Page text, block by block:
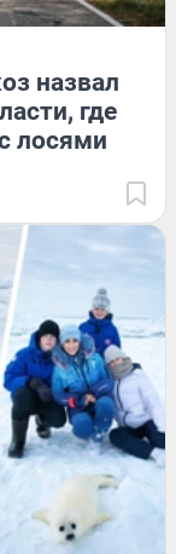
назвал
где
лосями